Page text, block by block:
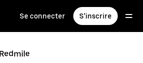
Se connecter S'inscrire
Redmile